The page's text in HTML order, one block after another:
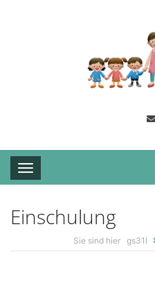
Toggle navigation
Einschulung
Sie sind hier gs31l